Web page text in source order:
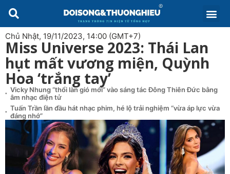
Chủ Nhật, 19/11/2023, 14:00 (GMT+7)
Miss Universe 2023: Thái Lan
hụt mất vương miện, Quỳnh
Hoa ‘trắng tay’
Vicky Nhung “thổi làn gió mới” vào sáng tác Đông Thiên Đức bằng
âm nhạc điện tử
Tuấn Trần lần đầu hát nhạc phim, hé lộ trải nghiệm “vừa áp lực vừa
đáng nhớ”